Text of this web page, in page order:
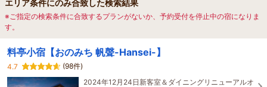
エリア条件にのみ合致した検索結果
※ご指定の検索条件に合致するプランがないか、予約受付を停止中の宿になりま
す。
料亭小宿【おのみち 帆聲-Hansei-】
4.7
(98件)
2024年12月24日新客室＆ダイニングリニューアルオ